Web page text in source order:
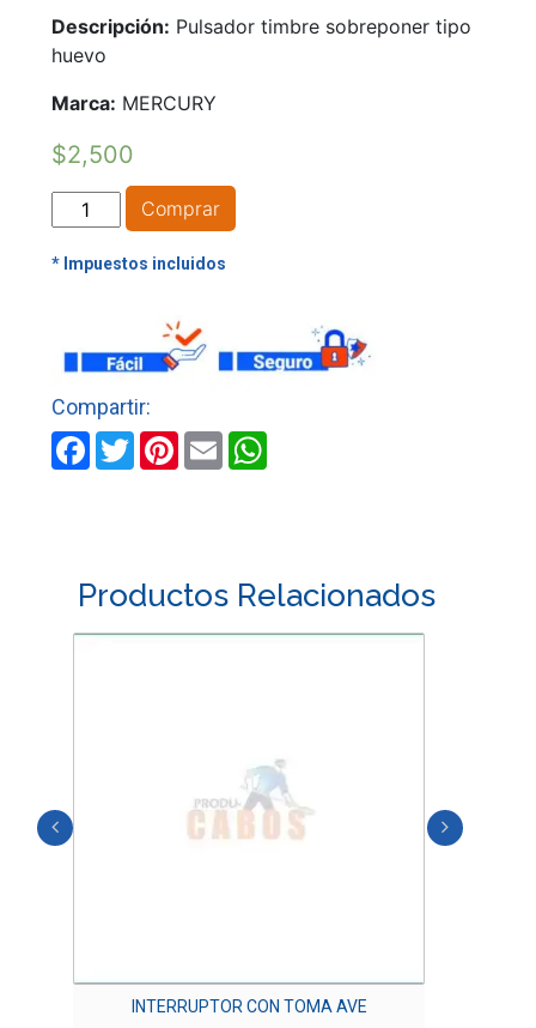
Descripción: Pulsador timbre sobreponer tipo
huevo
Marca: MERCURY
$2,500
PULSADOR
TIMBRE
SOBREPONER
MERCURY
cantidad
Comprar
Facebook
TwitterPinterest
EmailWhatsApp
Productos Relacionados
INTERRUPTOR CON TOMA AVE